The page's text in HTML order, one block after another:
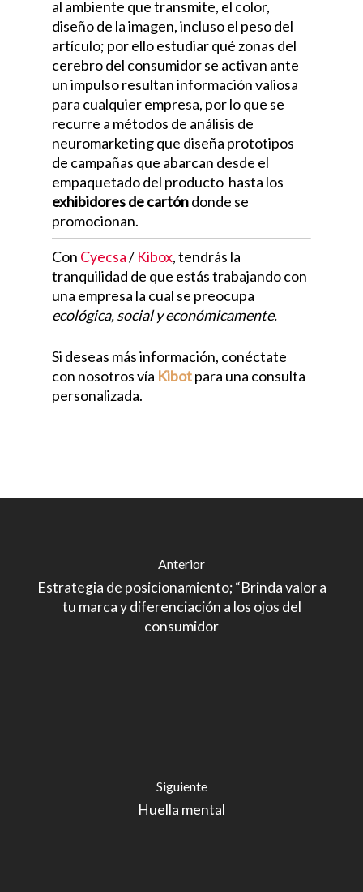
al ambiente que transmite, el color,
diseño de la imagen, incluso el peso del
artículo; por ello estudiar qué zonas del
cerebro del consumidor se activan ante
un impulso resultan información valiosa
para cualquier empresa, por lo que se
recurre a métodos de análisis de
neuromarketing que diseña prototipos
de campañas que abarcan desde el
empaquetado del producto hasta los
exhibidores de cartóndonde se
promocionan.
Con Cyecsa/ Kibox, tendrás la
tranquilidad de que estás trabajando con
una empresa la cual se preocupa
ecológica, social y económicamente.
Si deseas más información, conéctate
con nosotros vía Kibotpara una consulta
personalizada.
Anterior
Estrategia de posicionamiento; “Brinda valor a
tu marca y diferenciación a los ojos del
consumidor
Siguiente
Huella mental